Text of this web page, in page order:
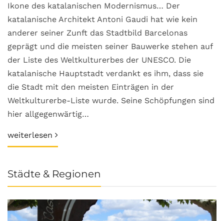
Ikone des katalanischen Modernismus… Der
katalanische Architekt Antoni Gaudi hat wie kein
anderer seiner Zunft das Stadtbild Barcelonas
geprägt und die meisten seiner Bauwerke stehen auf
der Liste des Weltkulturerbes der UNESCO. Die
katalanische Hauptstadt verdankt es ihm, dass sie
die Stadt mit den meisten Einträgen in der
Weltkulturerbe-Liste wurde. Seine Schöpfungen sind
hier allgegenwärtig…
weiterlesen
Städte & Regionen